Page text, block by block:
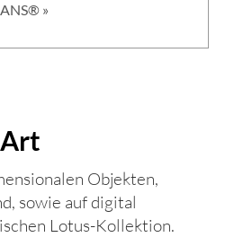
»
Objekten,
sowie auf digital
Lotus-Kollektion.